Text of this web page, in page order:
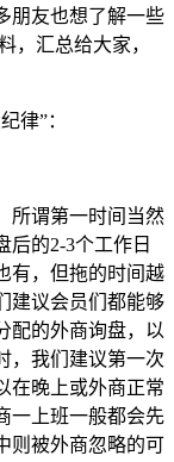
朋友也想了解一些
，汇总给大家，
律”：
所谓第一时间当然
后的2-3个工作日
有，但拖的时间越
建议会员们都能够
配的外商询盘，以
，我们建议第一次
在晚上或外商正常
一上班一般都会先
则被外商忽略的可